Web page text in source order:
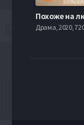
Драма, 2020,